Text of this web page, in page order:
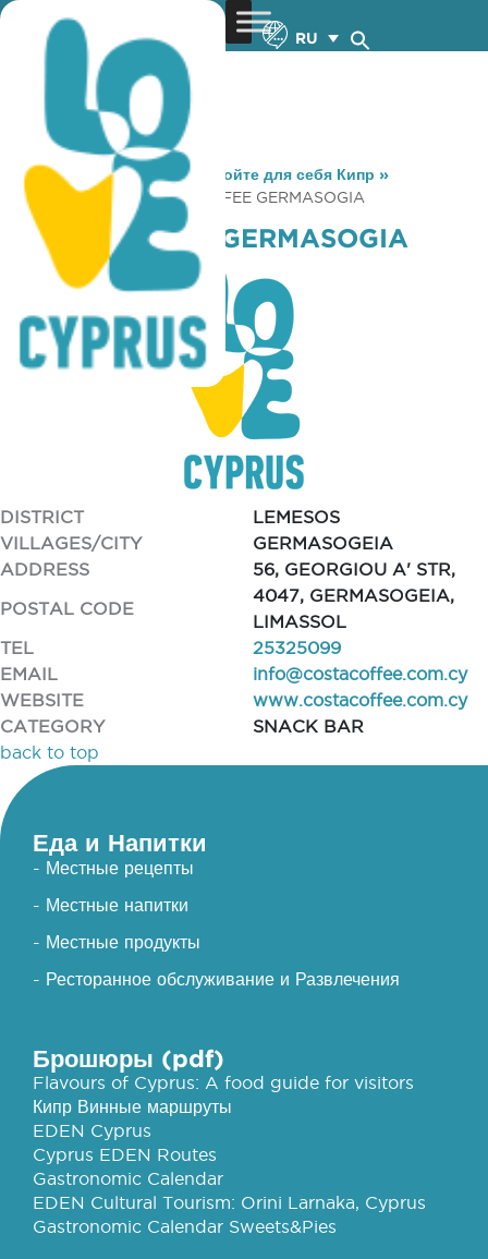
RU
You are here: Home »Откройте для себя Кипр »
Gastronomy
» COSTA COFFEE GERMASOGIA
COSTA COFFEE GERMASOGIA
DISTRICT
LEMESOS
VILLAGES/CITY
GERMASOGEIA
ADDRESS
56, GEORGIOU A' STR,
POSTAL CODE
4047, GERMASOGEIA,
LIMASSOL
TEL
25325099
EMAIL
info@costacoffee.com.cy
WEBSITE
www.costacoffee.com.cy
CATEGORY
SNACK BAR
back to top
Еда и Напитки
- Местные рецепты
- Местные напитки
- Местные продукты
- Ресторанное обслуживание и Развлечения
Брошюры (pdf)
Flavours of Cyprus: A food guide for visitors
Кипр Винные маршруты
EDEN Cyprus
Cyprus EDEN Routes
Gastronomic Calendar
EDEN Cultural Tourism: Orini Larnaka, Cyprus
Gastronomic Calendar Sweets&Pies